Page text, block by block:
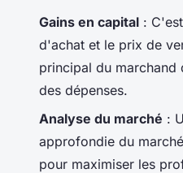
Gains en capital :
d'achat et le prix de
principal du marchand
des dépenses.
Analyse du marché :
approfondie du
pour maximiser les